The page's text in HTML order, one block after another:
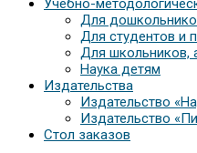
Учебно-
Для
Для студентов и
Для школьников,
Наука детям
Издательства
Издательство
Издательство
Стол заказов